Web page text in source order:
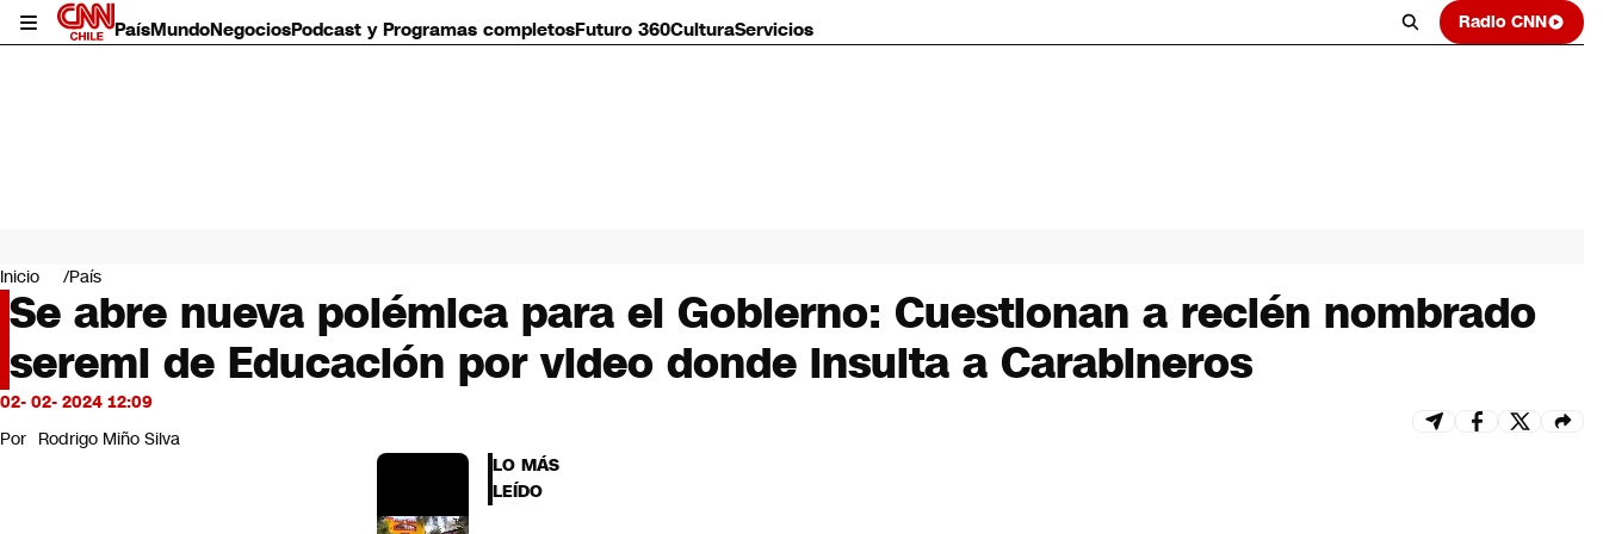
PaísMundoNegociosPodcast y Programas completosFuturo 360CulturaServicios Radio CNN
Mundo
Negocios
Deportes
Programas completos
Cultura
Servicios
Bits
CNN Data
Inicio País
Se abre nueva polémica para el Gobierno: Cuestionan a recién nombrado
seremi de Educación por video donde insulta a Carabineros
02- 02- 2024 12:09
Por Rodrigo Miño Silva
LO MÁS
LEÍDO